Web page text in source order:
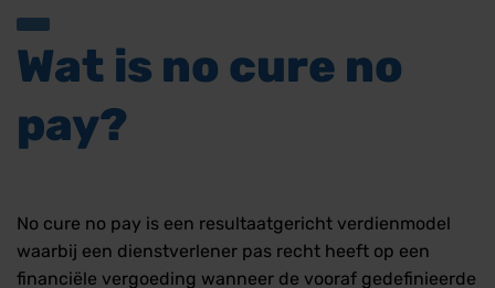
Wat is no cure no
pay?
No cure no pay is een resultaatgericht verdienmodel
waarbij een dienstverlener pas recht heeft op een
financiële vergoeding wanneer de vooraf gedefinieerde